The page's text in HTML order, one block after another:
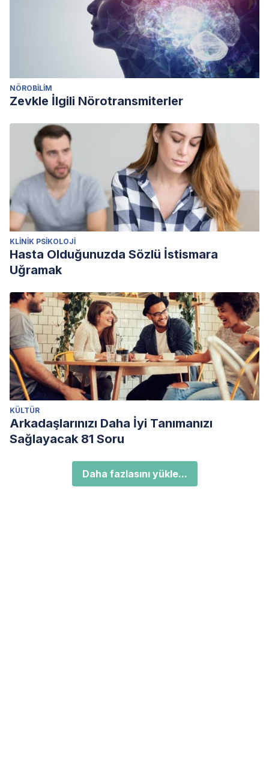
NÖROBILIM
Zevkle İlgili Nörotransmiterler
KLINIK PSIKOLOJI
Hasta Olduğunuzda Sözlü İstismara
Uğramak
KÜLTÜR
Arkadaşlarınızı Daha İyi Tanımanızı
Sağlayacak 81 Soru
Daha fazlasını yükle...